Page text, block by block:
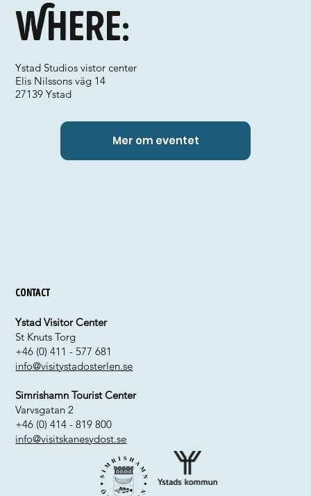
Where:
Ystad Studios vistor center
Elis Nilssons väg 14
27139 Ystad
Mer om eventet
Contact
Ystad Visitor Center
St Knuts Torg
+46 (0) 411 - 577 681
info@visitystadosterlen.se
Simrishamn Tourist Center
Varvsgatan 2
+46 (0) 414 - 819 800
info@visitskanesydost.se